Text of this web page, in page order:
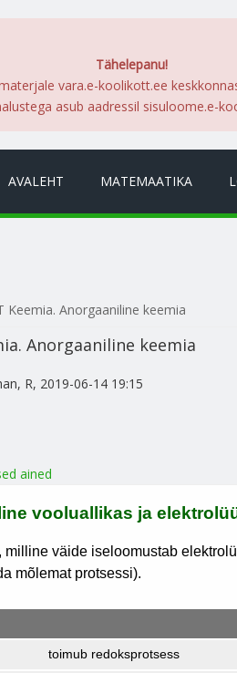
Tähelepanu!
vara.e-koolikott.ee
asub aadressil sisuloome.e-
AVALEHT MATEMAATIKA
Keemia. Anorgaaniline keemia
Anorgaaniline keemia
, R, 2019-06-14 19:15
ained